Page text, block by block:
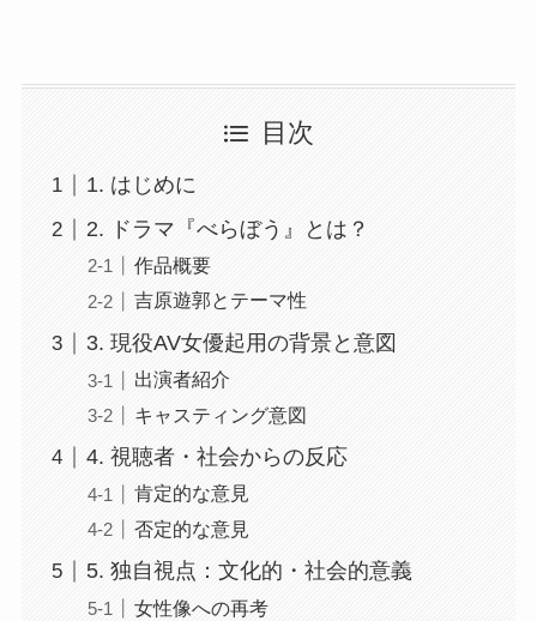
目次
1. はじめに
2. ドラマ『べらぼう』とは？
作品概要
吉原遊郭とテーマ性
3. 現役AV女優起用の背景と意図
出演者紹介
キャスティング意図
4. 視聴者・社会からの反応
肯定的な意見
否定的な意見
5. 独自視点：文化的・社会的意義
女性像への再考